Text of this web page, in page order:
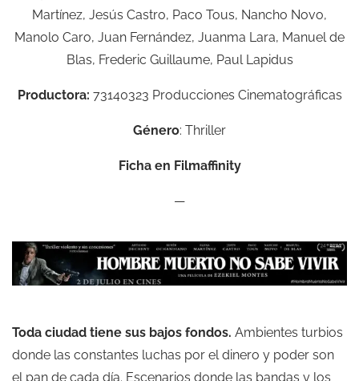
Martínez, Jesús Castro, Paco Tous, Nancho Novo,
Manolo Caro, Juan Fernández, Juanma Lara, Manuel de
Blas, Frederic Guillaume, Paul Lapidus
Productora: 73140323 Producciones Cinematográficas
Género: Thriller
Ficha en Filmaffinity
—
Toda ciudad tiene sus bajos fondos. Ambientes turbios
donde las constantes luchas por el dinero y poder son
el pan de cada día. Escenarios donde las bandas y los